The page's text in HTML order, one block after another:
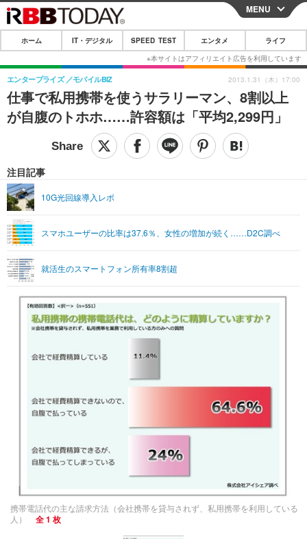
CLOSE
ホーム
IT・デジタル
IT・デジタルTOP スマートフォン
ショッピング その他
SPEED TEST
エンタメTOP 映画・ドラマ
グラビア ブログ
ショッピング
ライフTOP
リリース一覧
プッシュ通知の停止方法
MENU
ホーム IT・デジタル SPEED TEST エンタメ ライフ
仕事で私用携帯を使うサラリーマン、8割以上
が自腹のトホホ……許容額は「平均2,299円」
エンタープライズ モバイルBIZ
注目記事
10G光回線導入レポ
スマホユーザーの比率は37.6％、女性の増加が続く……D2C調べ
就活生のスマートフォン所有率8割超
2013.1.31（木）17:00
携帯電話代の主な請求方法（会社携帯を貸与されず、私用携帯を利用している
人）
全 1 枚